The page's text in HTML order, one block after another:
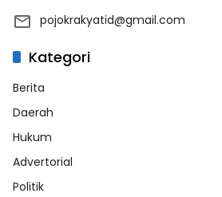
pojokrakyatid@gmail.com
Kategori
Berita
Daerah
Hukum
Advertorial
Politik